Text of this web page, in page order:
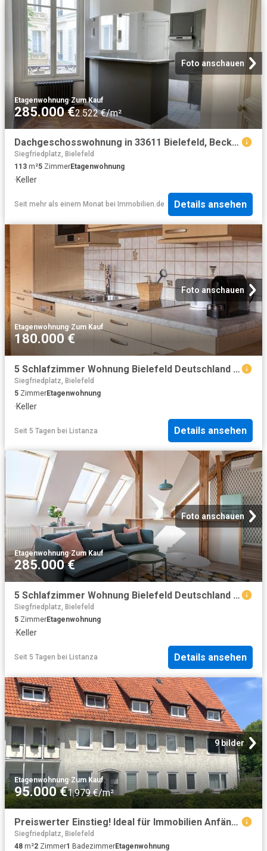
Foto anschauen
Etagenwohnung·Zum Kauf
285.000 €2.522 €/m²
Dachgeschosswohnung in 33611 Bielefeld, Beckhausstr
Siegfriedplatz, Bielefeld
113 m²5 ZimmerEtagenwohnung
·Keller
Seit mehr als einem Monat bei Immobilien.de Details ansehen
Foto anschauen
Etagenwohnung·Zum Kauf
180.000 €
5 Schlafzimmer Wohnung Bielefeld Deutschland 104798634
Siegfriedplatz, Bielefeld
5 ZimmerEtagenwohnung
·Keller
Seit 5 Tagen bei Listanza Details ansehen
Foto anschauen
Etagenwohnung·Zum Kauf
285.000 €
5 Schlafzimmer Wohnung Bielefeld Deutschland 104798567
Siegfriedplatz, Bielefeld
5 ZimmerEtagenwohnung
·Keller
Seit 5 Tagen bei Listanza Details ansehen
9 bilder
Etagenwohnung·Zum Kauf
95.000 €1.979 €/m²
Preiswerter Einstieg! Ideal für Immobilien Anfänger oder einfach für zwischendurch!
Siegfriedplatz, Bielefeld
48 m²2 Zimmer1 BadezimmerEtagenwohnung